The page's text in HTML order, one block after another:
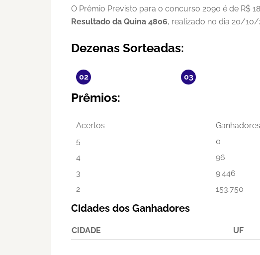
O Prêmio Previsto para o concurso 2090 é de R$
Resultado da Quina 4806, realizado no dia 20/10/
Dezenas Sorteadas:
02 03
Prêmios:
Acertos Ganhadores
5
0
4
96
3
9.446
2
153.750
Cidades dos Ganhadores
CIDADE UF